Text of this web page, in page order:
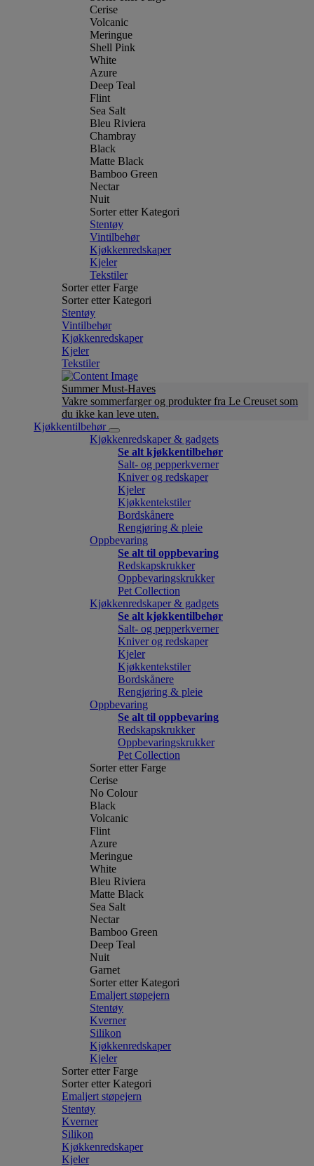
Cerise
Volcanic
Meringue
Shell Pink
White
Azure
Deep Teal
Flint
Sea Salt
Bleu Riviera
Chambray
Black
Matte Black
Bamboo Green
Nectar
Nuit
Sorter etter Kategori
Stentøy
Vintilbehør
Kjøkkenredskaper
Kjeler
Tekstiler
Sorter etter Farge
Sorter etter Kategori
Stentøy
Vintilbehør
Kjøkkenredskaper
Kjeler
Tekstiler
Summer Must-Haves
Vakre sommerfarger og produkter fra Le Creuset som
du ikke kan leve uten.
Kjøkkentilbehør
Kjøkkenredskaper & gadgets
Se alt kjøkkentilbehør
Salt- og pepperkverner
Kniver og redskaper
Kjeler
Kjøkkentekstiler
Bordskånere
Rengjøring & pleie
Oppbevaring
Se alt til oppbevaring
Redskapskrukker
Oppbevaringskrukker
Pet Collection
Kjøkkenredskaper & gadgets
Se alt kjøkkentilbehør
Salt- og pepperkverner
Kniver og redskaper
Kjeler
Kjøkkentekstiler
Bordskånere
Rengjøring & pleie
Oppbevaring
Se alt til oppbevaring
Redskapskrukker
Oppbevaringskrukker
Pet Collection
Sorter etter Farge
Cerise
No Colour
Black
Volcanic
Flint
Azure
Meringue
White
Bleu Riviera
Matte Black
Sea Salt
Nectar
Bamboo Green
Deep Teal
Nuit
Garnet
Sorter etter Kategori
Emaljert støpejern
Stentøy
Kverner
Silikon
Kjøkkenredskaper
Kjeler
Sorter etter Farge
Sorter etter Kategori
Emaljert støpejern
Stentøy
Kverner
Silikon
Kjøkkenredskaper
Kjeler